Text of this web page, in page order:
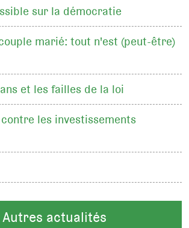
sur la démocratie
marié: tout n'est (peut-être)
et les failles de la loi
les investissements
Autres actualités